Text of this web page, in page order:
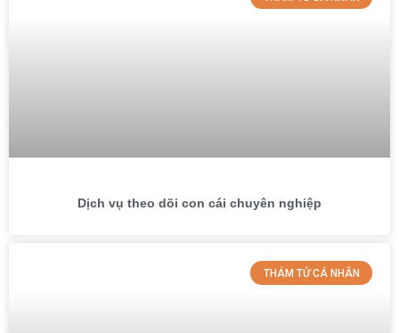
Dịch vụ theo dõi con cái chuyên nghiệp
THÁM TỬ CÁ NHÂN